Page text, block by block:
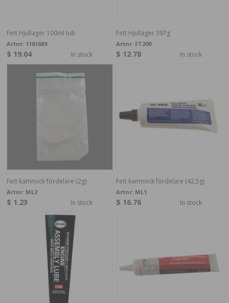
Fett Hjullager 100ml tub
Artnr: 1161689
$ 19.04 In stock
Fett Hjullager 397g
Artnr: FT200
$ 12.78 In stock
Fett kamnock fördelare (2g)
Artnr: ML2
$ 1.23 In stock
Fett kamnock fördelare (42,5g)
Artnr: ML1
$ 16.76 In stock